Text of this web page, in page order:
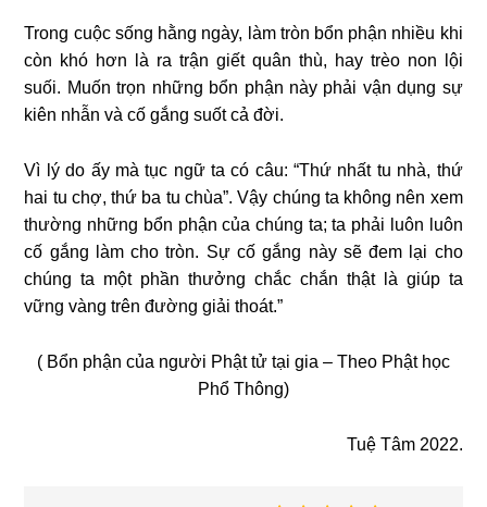
Trong cuộc sống hằng ngày, làm tròn bổn phận nhiều khi
còn khó hơn là ra trận giết quân thù, hay trèo non lội
suối. Muốn trọn những bổn phận này phải vận dụng sự
kiên nhẫn và cố gắng suốt cả đời.
Vì lý do ấy mà tục ngữ ta có câu: “Thứ nhất tu nhà, thứ
hai tu chợ, thứ ba tu chùa”. Vậy chúng ta không nên xem
thường những bổn phận của chúng ta; ta phải luôn luôn
cố gắng làm cho tròn. Sự cố gắng này sẽ đem lại cho
chúng ta một phần thưởng chắc chắn thật là giúp ta
vững vàng trên đường giải thoát.”
( Bổn phận của người Phật tử tại gia – Theo Phật học
Phổ Thông)
Tuệ Tâm 2022.